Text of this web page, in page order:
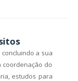
a sua
coordenação do
estudos para